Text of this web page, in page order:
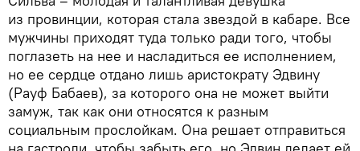
из провинции, которая стала звездой в кабаре. Все
мужчины приходят туда только ради того, чтобы
поглазеть на нее и насладиться ее исполнением,
но ее сердце отдано лишь аристократу Эдвину
(Рауф Бабаев), за которого она не может выйти
замуж, так как они относятся к разным
социальным прослойкам. Она решает отправиться